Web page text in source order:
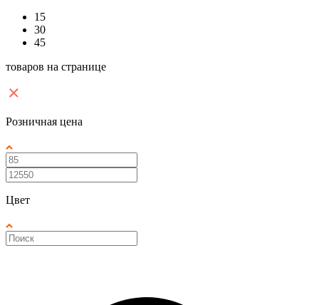
15
30
45
товаров на странице
Розничная цена
Цвет